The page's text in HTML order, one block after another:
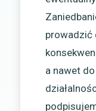
prowadzić
a nawet